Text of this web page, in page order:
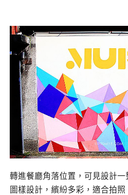
轉進餐廳角落位置，可見設計
圖樣設計，繽紛多彩，適合拍照